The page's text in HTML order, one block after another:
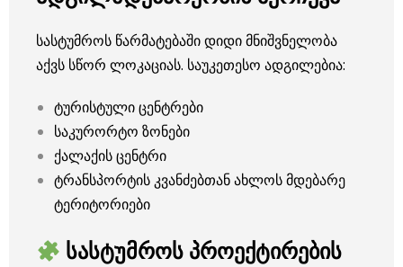
სასტუმროს წარმატებაში დიდი მნიშვნელობა
აქვს სწორ ლოკაციას. საუკეთესო ადგილებია:
ტურისტული ცენტრები
საკურორტო ზონები
ქალაქის ცენტრი
ტრანსპორტის კვანძებთან ახლოს მდებარე
ტერიტორიები
სასტუმროს პროექტირების